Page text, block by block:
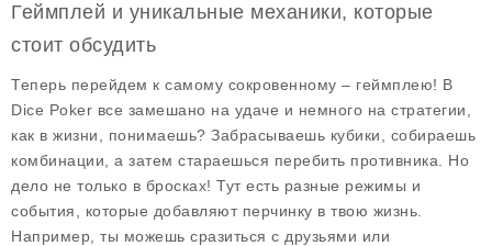
Геймплей и уникальные механики, которые
стоит обсудить
Теперь перейдем к самому сокровенному – геймплею! В
Dice Poker все замешано на удаче и немного на стратегии,
как в жизни, понимаешь? Забрасываешь кубики, собираешь
комбинации, а затем стараешься перебить противника. Но
дело не только в бросках! Тут есть разные режимы и
события, которые добавляют перчинку в твою жизнь.
Например, ты можешь сразиться с друзьями или